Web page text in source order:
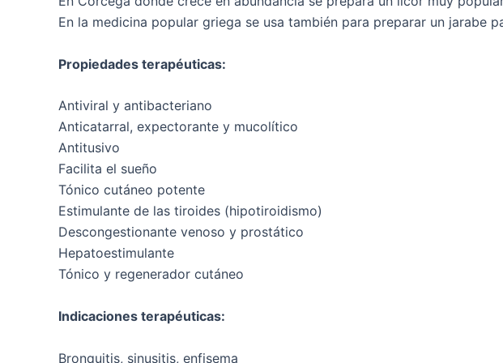
En la medicina popular griega se usa también para preparar un jarabe
Propiedades terapéuticas:
Antiviral y antibacteriano
Anticatarral, expectorante y mucolítico
Antitusivo
Facilita el sueño
Tónico cutáneo potente
Estimulante de las tiroides (hipotiroidismo)
Descongestionante venoso y prostático
Hepatoestimulante
Tónico y regenerador cutáneo
Indicaciones terapéuticas:
Bronquitis, sinusitis, enfisema